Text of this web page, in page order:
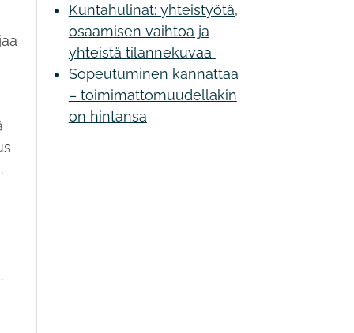
Kuntahulinat: yhteistyötä,
osaamisen vaihtoa ja
yhteistä tilannekuvaa
Sopeutuminen kannattaa
– toimimattomuudellakin
on hintansa